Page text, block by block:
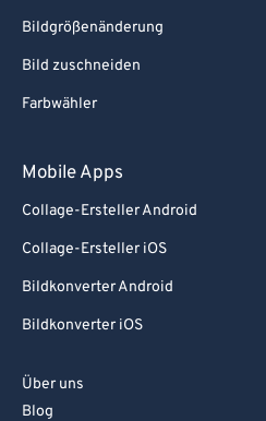
Bildgrößenänderung
Bild zuschneiden
Farbwähler
Mobile Apps
Collage-Ersteller Android
Collage-Ersteller iOS
Bildkonverter Android
Bildkonverter iOS
Über uns
Blog